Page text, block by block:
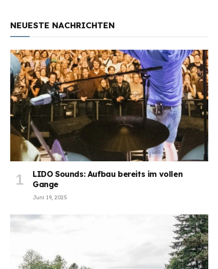
NEUESTE NACHRICHTEN
LIDO Sounds: Aufbau bereits im vollen
Gange
Juni 19, 2025